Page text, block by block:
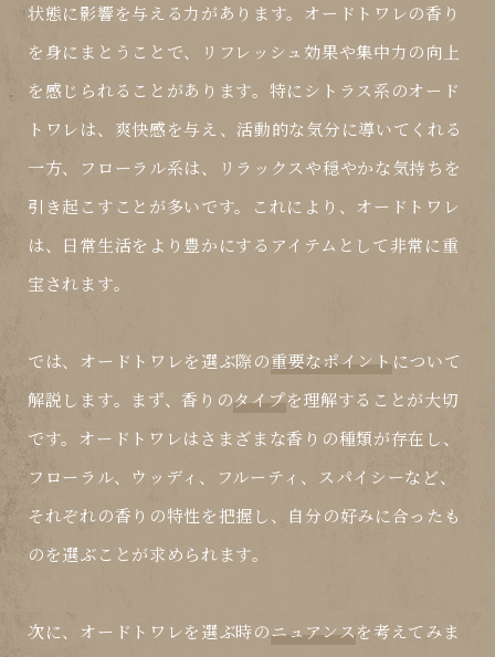
状態に影響を与える力があります。オードトワレの香り
を身にまとうことで、リフレッシュ効果や集中力の向上
を感じられることがあります。特にシトラス系のオード
トワレは、爽快感を与え、活動的な気分に導いてくれる
一方、フローラル系は、リラックスや穏やかな気持ちを
引き起こすことが多いです。これにより、オードトワレ
は、日常生活をより豊かにするアイテムとして非常に重
宝されます。
では、オードトワレを選ぶ際の重要なポイント について
解説します。まず、香りのタイプを理解することが大切
です。オードトワレはさまざまな香りの種類が存在し、
フローラル、ウッディ、フルーティ、スパイシーなど、
それぞれの香りの特性を把握し、自分の好みに合ったも
のを選ぶことが求められます。
次に、オードトワレを選ぶ時のニュアンスを考えてみま